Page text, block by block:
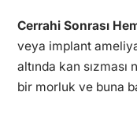
Cerrahi Sonrası
veya implant
altında kan
bir morluk ve buna